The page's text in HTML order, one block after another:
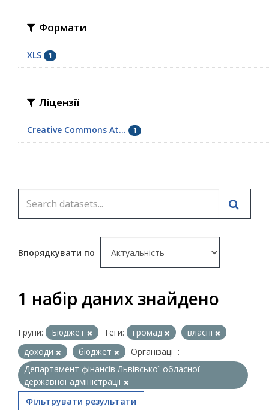
Формати
XLS 1
Ліцензії
Creative Commons At... 1
Впорядкувати по
1 набір даних знайдено
Групи: Бюджет Теги: громад
власні
доходи
бюджет
Організації :
Департамент фінансів Львівської обласної
державної адміністрації
Фільтрувати результати